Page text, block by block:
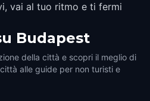
vai al tuo ritmo e ti fermi
Budapest
della città e scopri il meglio di
alle guide per non turisti e